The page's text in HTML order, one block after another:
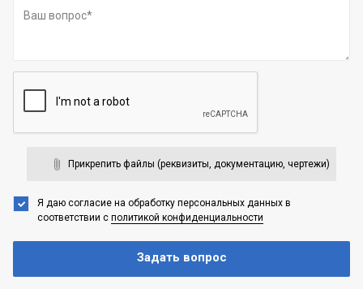
Прикрепить файлы (реквизиты, документацию, чертежи)
Я даю согласие на обработку персональных данных в
соответствии с политикой конфиденциальности